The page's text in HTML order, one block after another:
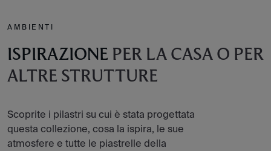
AMBIENTI
ISPIRAZIONE PER LA CASA O PER
ALTRE STRUTTURE
Scoprite i pilastri su cui è stata progettata
questa collezione, cosa la ispira, le sue
atmosfere e tutte le piastrelle della